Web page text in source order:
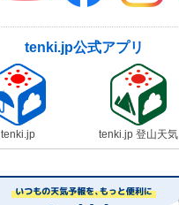
tenki.jp公式アプリ
tenki.jp tenki.jp 登山天気